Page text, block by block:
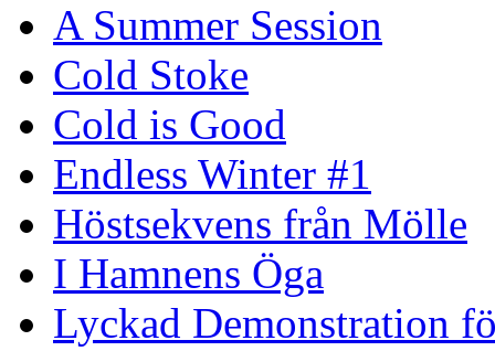
A Summer Session
Cold Stoke
Cold is Good
Endless Winter #1
Höstsekvens från Mölle
I Hamnens Öga
Lyckad Demonstration